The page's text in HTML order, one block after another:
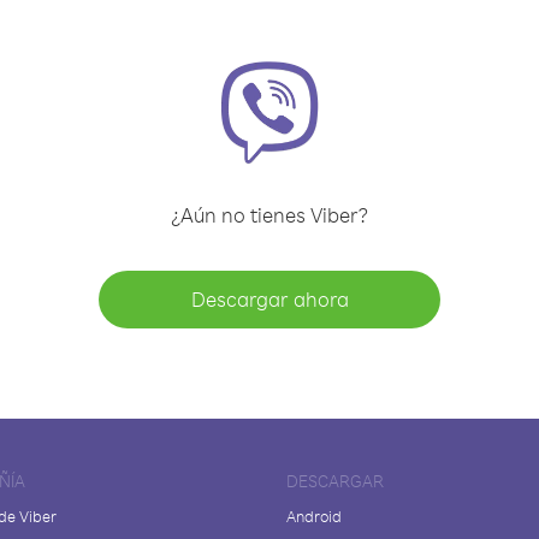
¿Aún no tienes Viber?
Descargar ahora
Viber
DESCARGAR
Android